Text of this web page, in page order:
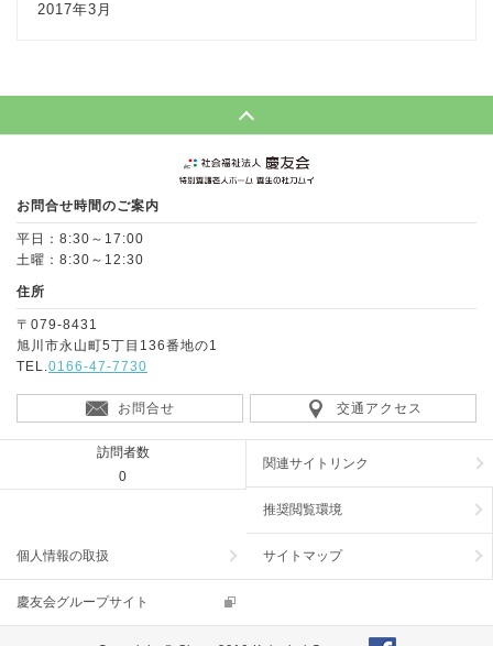
2017年3月
お問合せ時間のご案内
平日：8:30～17:00
土曜：8:30～12:30
住所
〒079-8431
旭川市永山町5丁目136番地の1
TEL.0166-47-7730
お問合せ 交通アクセス
訪問者数
0
関連サイトリンク
推奨閲覧環境
個人情報の取扱 サイトマップ
慶友会グループサイト